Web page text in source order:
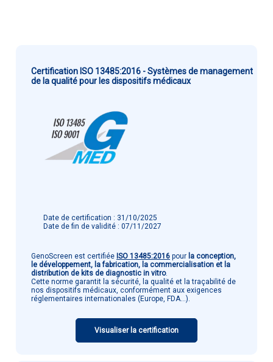
Certification ISO 13485:2016 - Systèmes de management
de la qualité pour les dispositifs médicaux
Date de certification : 31/10/2025
Date de fin de validité : 07/11/2027
GenoScreen est certifiée ISO 13485:2016 pour la conception,
le développement, la fabrication, la commercialisation et la
distribution de kits de diagnostic in vitro.
Cette norme garantit la sécurité, la qualité et la traçabilité de
nos dispositifs médicaux, conformément aux exigences
réglementaires internationales (Europe, FDA...).
Visualiser la certification